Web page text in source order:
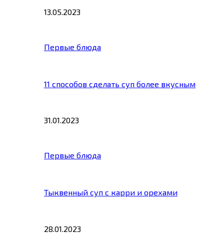
13.05.2023
Первые блюда
11 способов сделать суп более вкусным
31.01.2023
Первые блюда
Тыквенный суп с карри и орехами
28.01.2023